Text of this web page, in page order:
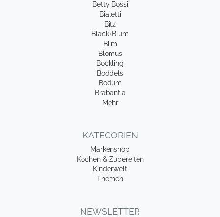
Betty Bossi
Bialetti
Bitz
Black+Blum
Blim
Blomus
Böckling
Boddels
Bodum
Brabantia
Mehr
KATEGORIEN
Markenshop
Kochen & Zubereiten
Kinderwelt
Themen
NEWSLETTER